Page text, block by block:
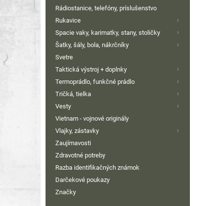
Rádiostanice, telefóny, príslušenstvo
Rukavice
Spacie vaky, karimatky, stany, stoličky
Šatky, šály, bola, nákrčníky
Svetre
Taktická výstroj + doplnky
Termoprádlo, funkčné prádlo
Tričká, tielka
Vesty
Vietnam - vojnové originály
Vlajky, zástavky
Zaujímavosti
Zdravotné potreby
Razba identifikačných známok
Darčekové poukazy
Značky